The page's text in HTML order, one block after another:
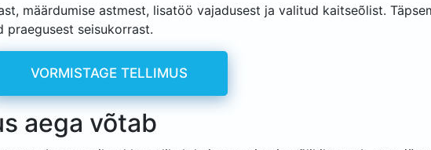
määrdumise astmest, lisatöö vajadusest ja valitud kaitseõlist.
praegusest seisukorrast.
VORMISTAGE TELLIMUS
aega võtab